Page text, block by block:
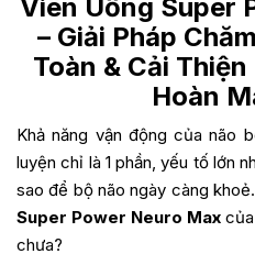
Viên Uống Super
– Giải Pháp
Toàn & Cải
Hoàn
Khả năng vận động của não
luyện chỉ là 1 phần, yếu tố lớn
sao để bộ não ngày càng
Super Power Neuro Max
chưa?